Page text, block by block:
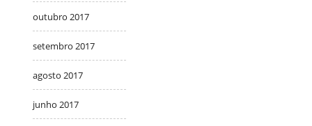
outubro 2017
setembro 2017
agosto 2017
junho 2017